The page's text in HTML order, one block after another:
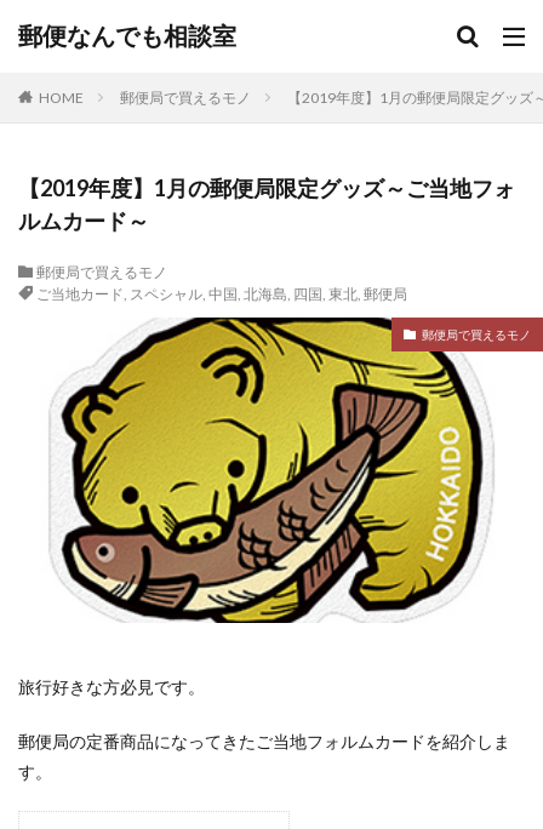
郵便なんでも相談室
HOME 郵便局で買えるモノ 【2019年度】1月の郵便局限定グッズ
【2019年度】1月の郵便局限定グッズ～ご当地フォ
ルムカード～
郵便局で買えるモノ
ご当地カード, スペシャル, 中国, 北海島, 四国, 東北, 郵便局
郵便局で買えるモノ
旅行好きな方必見です。
郵便局の定番商品になってきたご当地フォルムカードを紹介しま
す。